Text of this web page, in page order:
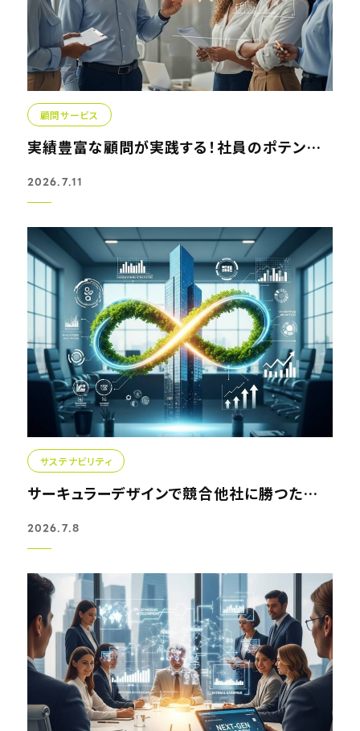
顧問サービス
実績豊富な顧問が実践する！社員のポテンシャルを引き出す組織論
2026.7.11
サステナビリティ
サーキュラーデザインで競合他社に勝つための新・経営戦略
2026.7.8